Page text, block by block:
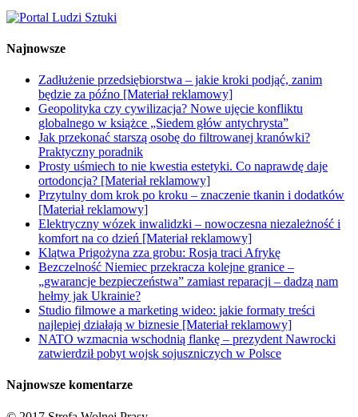
Najnowsze
Zadłużenie przedsiębiorstwa – jakie kroki podjąć, zanim
będzie za późno [Materiał reklamowy]
Geopolityka czy cywilizacja? Nowe ujęcie konfliktu
globalnego w książce „Siedem głów antychrysta”
Jak przekonać starszą osobę do filtrowanej kranówki?
Praktyczny poradnik
Prosty uśmiech to nie kwestia estetyki. Co naprawdę daje
ortodoncja? [Materiał reklamowy]
Przytulny dom krok po kroku – znaczenie tkanin i dodatków
[Materiał reklamowy]
Elektryczny wózek inwalidzki – nowoczesna niezależność i
komfort na co dzień [Materiał reklamowy]
Klątwa Prigożyna zza grobu: Rosja traci Afrykę
Bezczelność Niemiec przekracza kolejne granice –
„gwarancje bezpieczeństwa” zamiast reparacji – dadzą nam
hełmy jak Ukrainie?
Studio filmowe a marketing wideo: jakie formaty treści
najlepiej działają w biznesie [Materiał reklamowy]
NATO wzmacnia wschodnią flankę – prezydent Nawrocki
zatwierdził pobyt wojsk sojuszniczych w Polsce
Najnowsze komentarze